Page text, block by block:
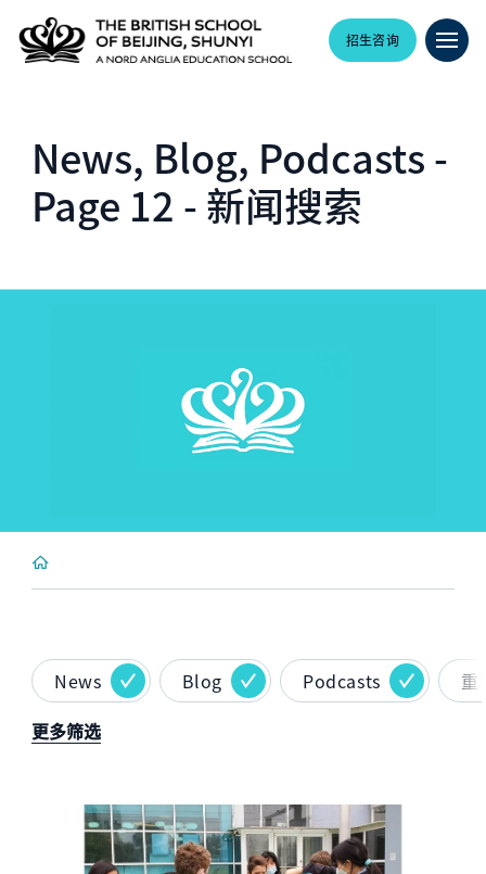
招生咨询
News, Blog, Podcasts -
Page 12 - 新闻搜索
News Blog Podcasts
重
更多筛选
News image